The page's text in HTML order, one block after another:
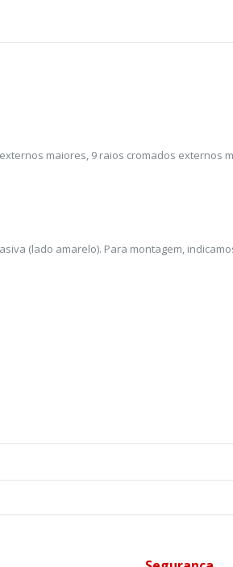
maiores, 9 raios cromados externos
(lado amarelo). Para montagem,